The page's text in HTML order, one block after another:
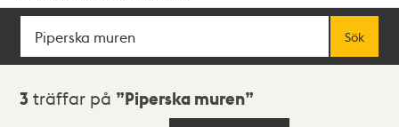
Sök
Sök
Sökresultat
3 träffar på Piperska muren